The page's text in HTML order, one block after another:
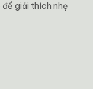
giải thích nhẹ